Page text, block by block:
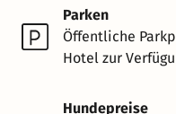
Parken
Öffentliche
Hotel zur
Hundepreise